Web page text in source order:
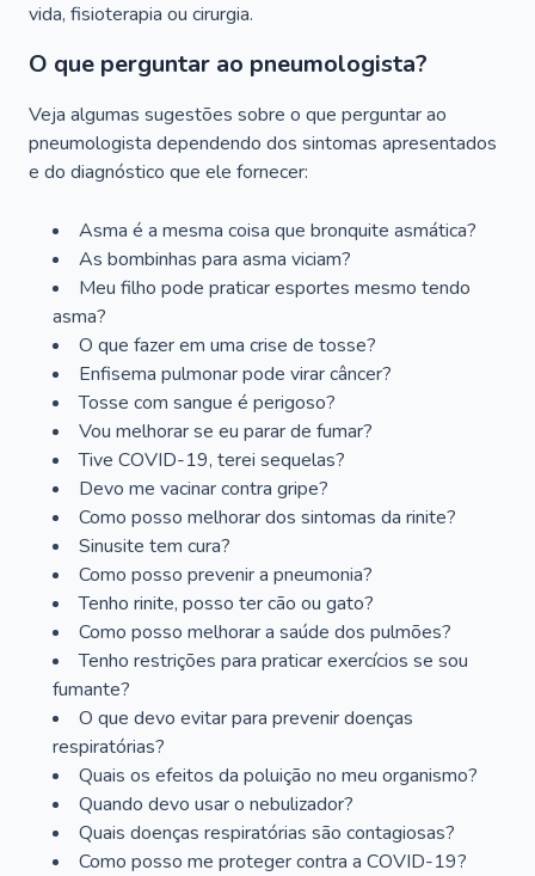
vida, fisioterapia ou cirurgia.
O que perguntar ao pneumologista?
Veja algumas sugestões sobre o que perguntar ao
pneumologista dependendo dos sintomas apresentados
e do diagnóstico que ele fornecer:
Asma é a mesma coisa que bronquite asmática?
As bombinhas para asma viciam?
Meu filho pode praticar esportes mesmo tendo
asma?
O que fazer em uma crise de tosse?
Enfisema pulmonar pode virar câncer?
Tosse com sangue é perigoso?
Vou melhorar se eu parar de fumar?
Tive COVID-19, terei sequelas?
Devo me vacinar contra gripe?
Como posso melhorar dos sintomas da rinite?
Sinusite tem cura?
Como posso prevenir a pneumonia?
Tenho rinite, posso ter cão ou gato?
Como posso melhorar a saúde dos pulmões?
Tenho restrições para praticar exercícios se sou
fumante?
O que devo evitar para prevenir doenças
respiratórias?
Quais os efeitos da poluição no meu organismo?
Quando devo usar o nebulizador?
Quais doenças respiratórias são contagiosas?
Como posso me proteger contra a COVID-19?